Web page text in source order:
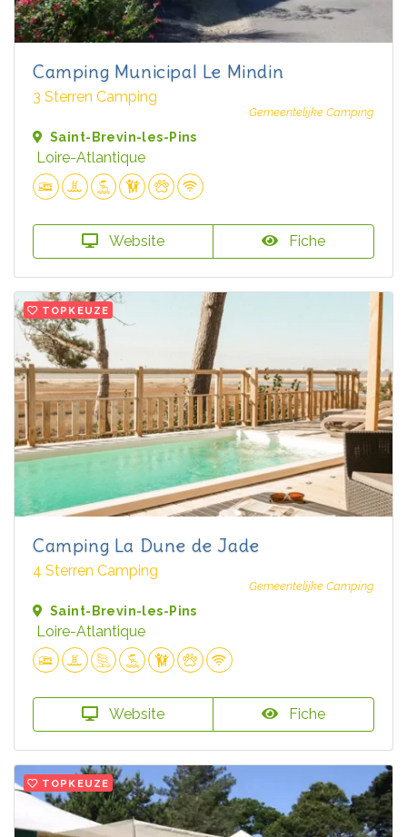
Camping Municipal Le Mindin
3 Sterren Camping
Gemeentelijke Camping
Saint-Brevin-les-Pins
Loire-Atlantique
Website Fiche
TOPKEUZE
Camping La Dune de Jade
4 Sterren Camping
Gemeentelijke Camping
Saint-Brevin-les-Pins
Loire-Atlantique
Website Fiche
TOPKEUZE